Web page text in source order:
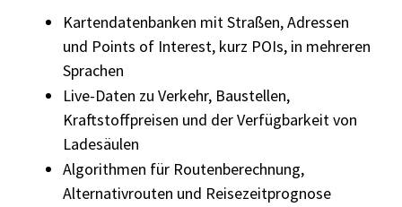
Kartendatenbanken mit Straßen, Adressen
und Points of Interest, kurz POIs, in mehreren
Sprachen
Live-Daten zu Verkehr, Baustellen,
Kraftstoffpreisen und der Verfügbarkeit von
Ladesäulen
Algorithmen für Routenberechnung,
Alternativrouten und Reisezeitprognose